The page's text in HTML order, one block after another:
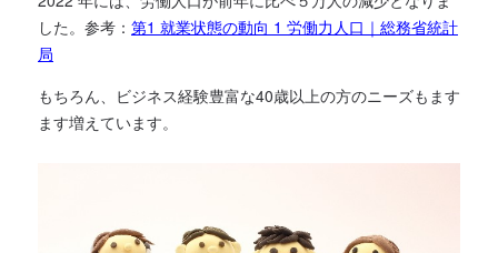
した。参考： 第1 就業状態の動向 1 労働力人口｜総務省統計
局
もちろん、ビジネス経験豊富な40歳以上の方のニーズもます
ます増えています。